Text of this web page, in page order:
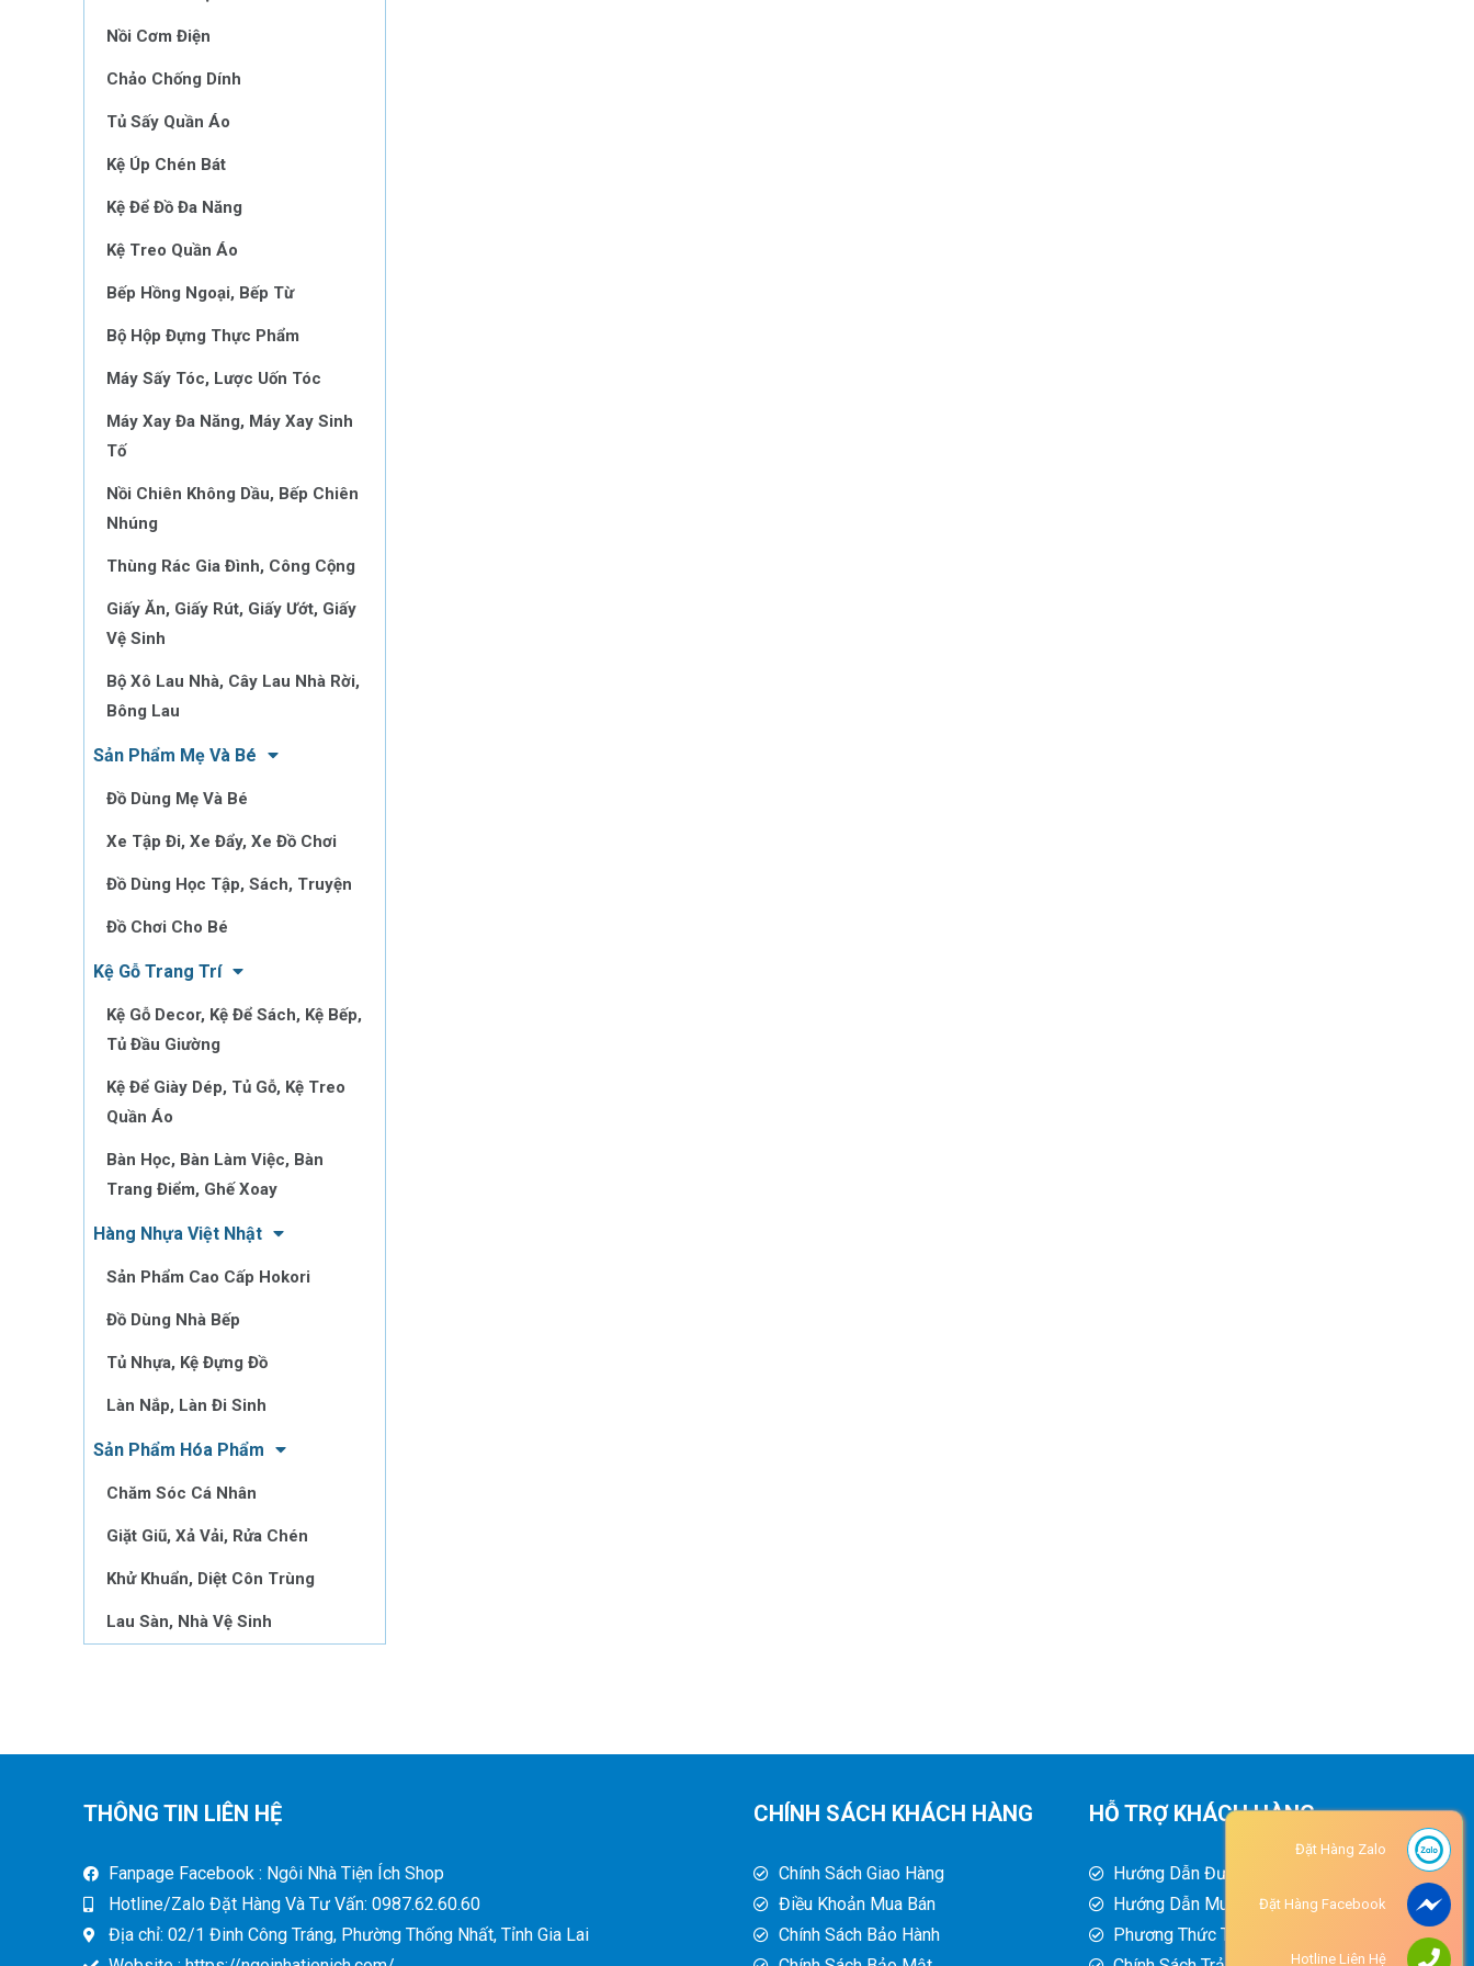
Nồi Cơm Điện
Chảo Chống Dính
Tủ Sấy Quần Áo
Kệ Úp Chén Bát
Kệ Để Đồ Đa Năng
Kệ Treo Quần Áo
Bếp Hồng Ngoại, Bếp Từ
Bộ Hộp Đựng Thực Phẩm
Máy Sấy Tóc, Lược Uốn Tóc
Máy Xay Đa Năng, Máy Xay Sinh
Tố
Nồi Chiên Không Dầu, Bếp Chiên
Nhúng
Thùng Rác Gia Đình, Công Cộng
Giấy Ăn, Giấy Rút, Giấy Ướt, Giấy
Vệ Sinh
Bộ Xô Lau Nhà, Cây Lau Nhà Rời,
Bông Lau
Sản Phẩm Mẹ Và Bé
Đồ Dùng Mẹ Và Bé
Xe Tập Đi, Xe Đẩy, Xe Đồ Chơi
Đồ Dùng Học Tập, Sách, Truyện
Đồ Chơi Cho Bé
Kệ Gỗ Trang Trí
Kệ Gỗ Decor, Kệ Để Sách, Kệ Bếp,
Tủ Đầu Giường
Kệ Để Giày Dép, Tủ Gỗ, Kệ Treo
Quần Áo
Bàn Học, Bàn Làm Việc, Bàn
Trang Điểm, Ghế Xoay
Hàng Nhựa Việt Nhật
Sản Phẩm Cao Cấp Hokori
Đồ Dùng Nhà Bếp
Tủ Nhựa, Kệ Đựng Đồ
Làn Nắp, Làn Đi Sinh
Sản Phẩm Hóa Phẩm
Chăm Sóc Cá Nhân
Giặt Giũ, Xả Vải, Rửa Chén
Khử Khuẩn, Diệt Côn Trùng
Lau Sàn, Nhà Vệ Sinh
THÔNG TIN LIÊN HỆ
Fanpage Facebook : Ngôi Nhà Tiện Ích Shop
Hotline/Zalo Đặt Hàng Và Tư Vấn: 0987.62.60.60
Địa chỉ: 02/1 Đinh Công Tráng, Phường Thống Nhất, Tỉnh Gia Lai
CHÍNH SÁCH KHÁCH HÀNG
Chính Sách Giao Hàng
Điều Khoản Mua Bán
Chính Sách Bảo Hành
HỖ TRỢ KHÁCH HÀNG
Hướng Dẫn Đường Đi
Hướng Dẫn Mua Hàng
Phương Thức Thanh Toán
Đặt Hàng Zalo
Đặt Hàng Facebook
Hotline Liên Hệ